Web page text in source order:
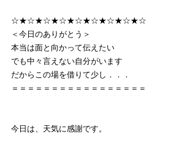
☆★☆★☆★☆★☆★☆★☆★☆★☆
＜今日のありがとう＞
本当は面と向かって伝えたい
でも中々言えない自分がいます
だからこの場を借りて少し．．．
＝＝＝＝＝＝＝＝＝＝＝＝＝＝＝＝＝
今日は、天気に感謝です。